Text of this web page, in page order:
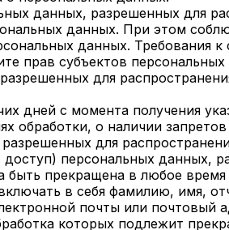
данных, разрешенных для
данных. При этом
данных. Требования
прав субъектов
для
дней с момента получения
обработки, о наличии
для
персональных данных,
прекращена в любое
в себя фамилию, имя,
почты или почтовый
которых подлежит